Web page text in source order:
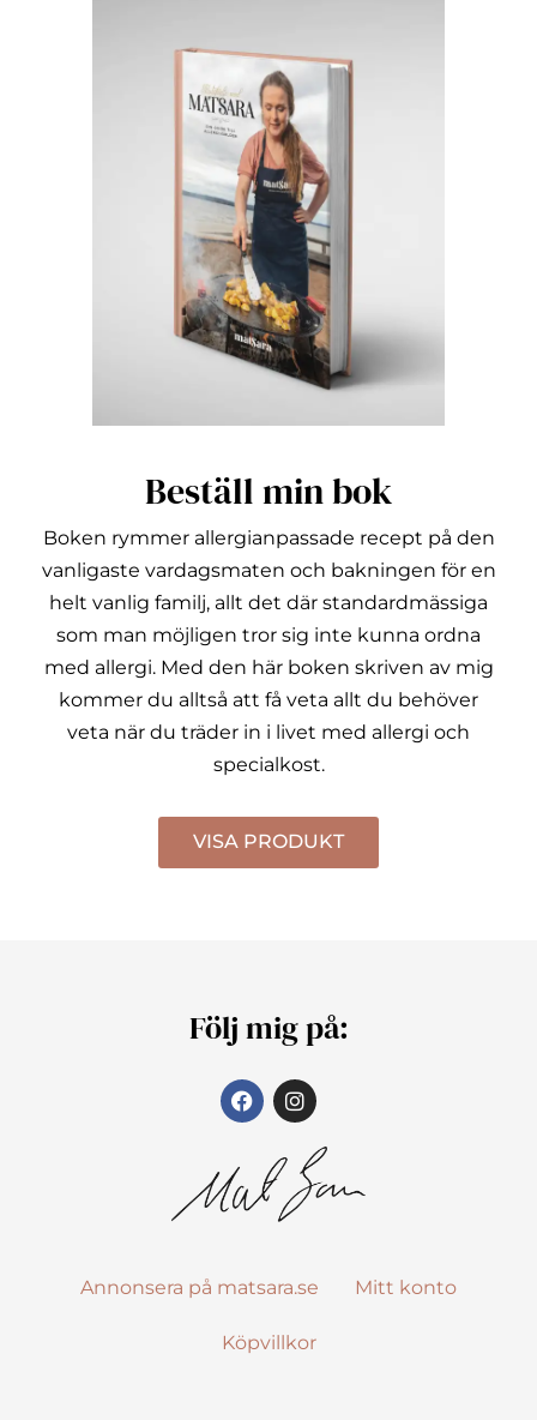
Beställ min bok
Boken rymmer allergianpassade recept på den
vanligaste vardagsmaten och bakningen för en
helt vanlig familj, allt det där standardmässiga
som man möjligen tror sig inte kunna ordna
med allergi. Med den här boken skriven av mig
kommer du alltså att få veta allt du behöver
veta när du träder in i livet med allergi och
specialkost.
VISA PRODUKT
Följ mig på:
Annonsera på matsara.se Mitt konto
Köpvillkor